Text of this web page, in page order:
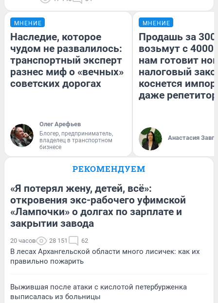
МНЕНИЕ
Наследие, которое
чудом не развалилось:
транспортный эксперт
разнес миф о «вечных»
советских дорогах
Олег Арефьев
Блогер, предприниматель,
владелец в транспортном
бизнесе
МНЕНИЕ
Продашь за
возьмут с
нам готовит
налоговый
коснется
даже
Анастасия
РЕКОМЕНДУЕМ
«Я потерял жену, детей, всё»:
откровения экс-рабочего уфимской
«Лампочки» о долгах по зарплате и
закрытии завода
20 часов 28 151 62
В лесах Архангельской области много лисичек: как их
правильно пожарить
Выжившая после атаки с кислотой петербурженка
выписалась из больницы